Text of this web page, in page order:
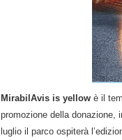
MirabilAvis is yellow è il
promozione della donazione,
luglio il parco ospiterà